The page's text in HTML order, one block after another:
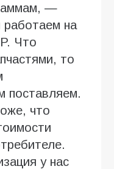
—
на
Что
то
поставляем.
что
у нас